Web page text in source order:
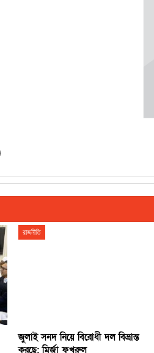
রাজনীতি
জুলাই সনদ নিয়ে বিরোধী দল বিভ্রান্ত
করছে: মির্জা ফখরুল